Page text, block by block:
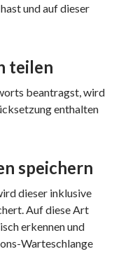
und auf dieser
teilen
beantragst, wird
enthalten
speichern
dieser inklusive
Auf diese Art
erkennen und
Warteschlange